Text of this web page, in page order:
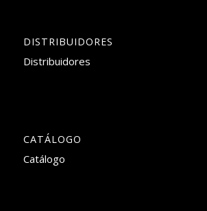
DISTRIBUIDORES
Distribuidores
CATÁLOGO
Catálogo